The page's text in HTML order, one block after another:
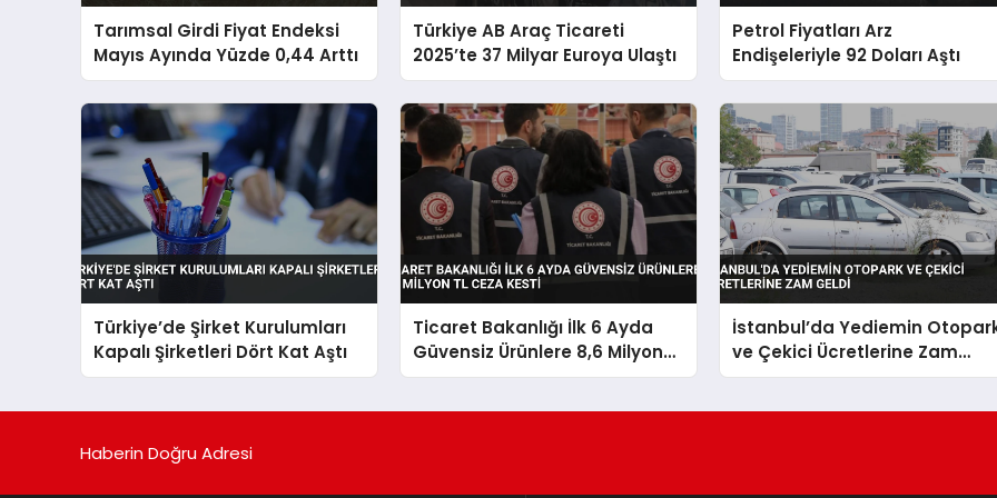
Tarımsal Girdi Fiyat Endeksi
Mayıs Ayında Yüzde 0,44 Arttı
Türkiye AB Araç Ticareti
2025’te 37 Milyar Euroya Ulaştı
Petrol Fiyatları Arz
Endişeleriyle 92 Doları Aştı
Türkiye’de Şirket Kurulumları
Kapalı Şirketleri Dört Kat Aştı
Ticaret Bakanlığı İlk 6 Ayda
Güvensiz Ürünlere 8,6 Milyon
TL Ceza Kesti
İstanbul’da Yediemin
ve Çekici Ücretlerine Zam
Geldi
Haberin Doğru Adresi